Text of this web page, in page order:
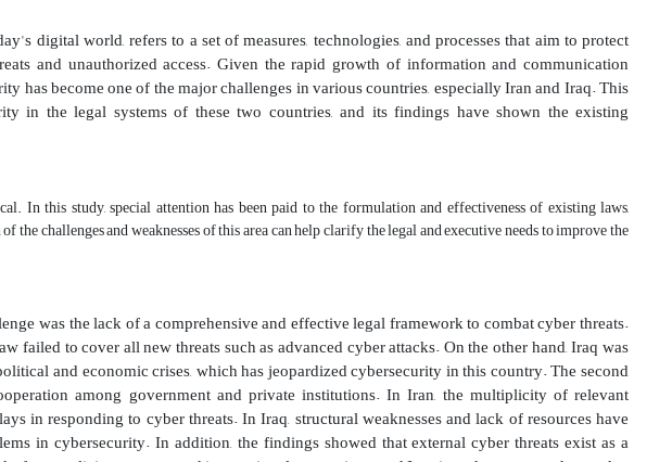
digital world, refers to a set of measures, technologies, and processes that aim to protect
and unauthorized access. Given the rapid growth of information and communication
has become one of the major challenges in various countries, especially Iran and Iraq. This
in the legal systems of these two countries, and its findings have shown the existing
In this study, special attention has been paid to the formulation and effectiveness of existing laws,
challenges and weaknesses of this area can help clarify the legal and executive needs to improve the
was the lack of a comprehensive and effective legal framework to combat cyber threats.
failed to cover all new threats such as advanced cyber attacks. On the other hand, Iraq was
and economic crises, which has jeopardized cybersecurity in this country. The second
among government and private institutions. In Iran, the multiplicity of relevant
in responding to cyber threats. In Iraq, structural weaknesses and lack of resources have
in cybersecurity. In addition, the findings showed that external cyber threats exist as a